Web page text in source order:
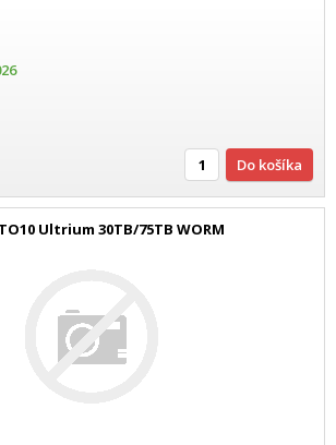
Do košíka
Ultrium 30TB/75TB WORM